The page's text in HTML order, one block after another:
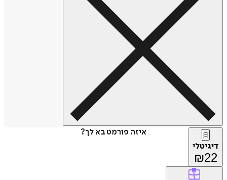
איזה פורמט בא לך?
דיגיטלי
₪22